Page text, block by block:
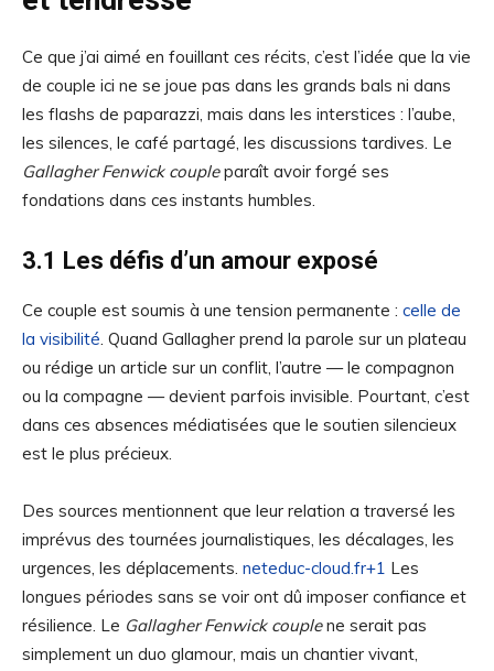
Ce que j’ai aimé en fouillant ces récits, c’est l’idée que la vie
de couple ici ne se joue pas dans les grands bals ni dans
les flashs de paparazzi, mais dans les interstices : l’aube,
les silences, le café partagé, les discussions tardives. Le
Gallagher Fenwick coupleparaît avoir forgé ses
fondations dans ces instants humbles.
3.1 Les défis d’un amour exposé
Ce couple est soumis à une tension permanente : celle de
la visibilité. Quand Gallagher prend la parole sur un plateau
ou rédige un article sur un conflit, l’autre — le compagnon
ou la compagne — devient parfois invisible. Pourtant, c’est
dans ces absences médiatisées que le soutien silencieux
est le plus précieux.
Des sources mentionnent que leur relation a traversé les
imprévus des tournées journalistiques, les décalages, les
urgences, les déplacements. neteduc-cloud.fr+1 Les
longues périodes sans se voir ont dû imposer confiance et
résilience. Le Gallagher Fenwick couplene serait pas
simplement un duo glamour, mais un chantier vivant,